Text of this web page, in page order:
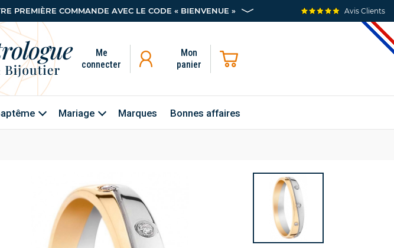
PREMIÈRE COMMANDE AVEC LE CODE « BIENVENUE » Avis Clients
Me
connecter
Mon
panier
Mariage Marques Bonnes affaires